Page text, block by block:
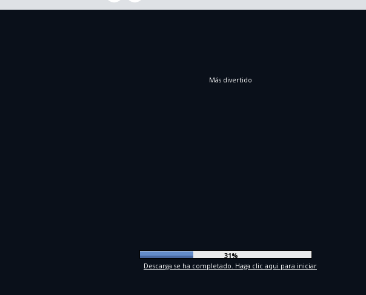
Más divertido
34%
Descarga se ha completado. Haga clic aqui para iniciar